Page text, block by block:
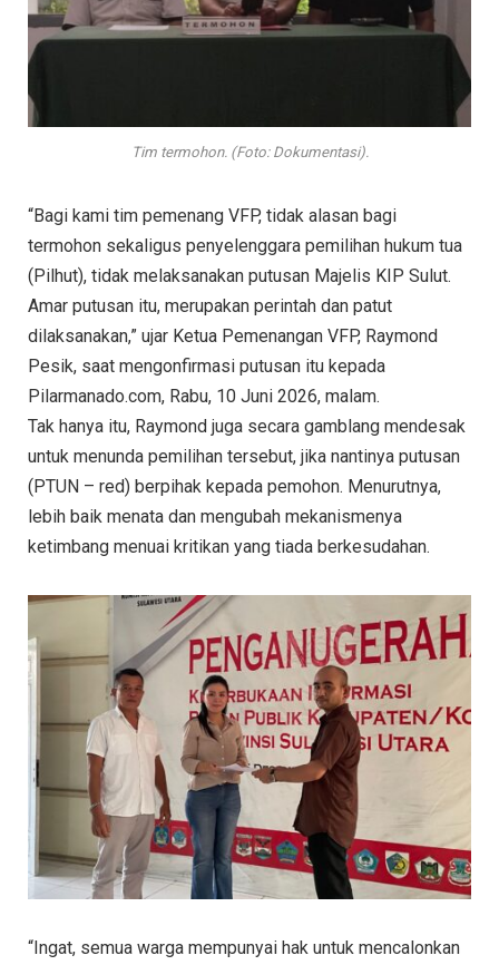
Tim termohon. (Foto: Dokumentasi).
“Bagi kami tim pemenang VFP, tidak alasan bagi
termohon sekaligus penyelenggara pemilihan hukum tua
(Pilhut), tidak melaksanakan putusan Majelis KIP Sulut.
Amar putusan itu, merupakan perintah dan patut
dilaksanakan,” ujar Ketua Pemenangan VFP, Raymond
Pesik, saat mengonfirmasi putusan itu kepada
Pilarmanado.com, Rabu, 10 Juni 2026, malam.
Tak hanya itu, Raymond juga secara gamblang mendesak
untuk menunda pemilihan tersebut, jika nantinya putusan
(PTUN – red) berpihak kepada pemohon. Menurutnya,
lebih baik menata dan mengubah mekanismenya
ketimbang menuai kritikan yang tiada berkesudahan.
“Ingat, semua warga mempunyai hak untuk mencalonkan